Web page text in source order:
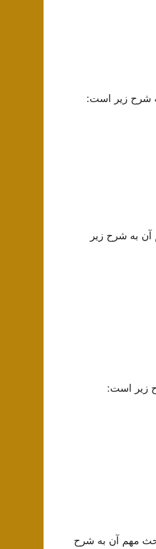
شرح زیر است:
به شرح زیر
زیر است:
مهم آن به شرح